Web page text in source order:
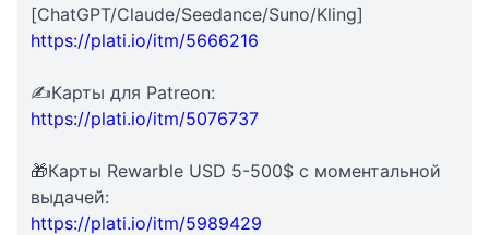
[ChatGPT/Claude/Seedance/Suno/Kling]
https://plati.io/itm/5666216
✍Карты для Patreon:
https://plati.io/itm/5076737
🎁Карты Rewarble USD 5-500$ с моментальной
выдачей:
https://plati.io/itm/5989429